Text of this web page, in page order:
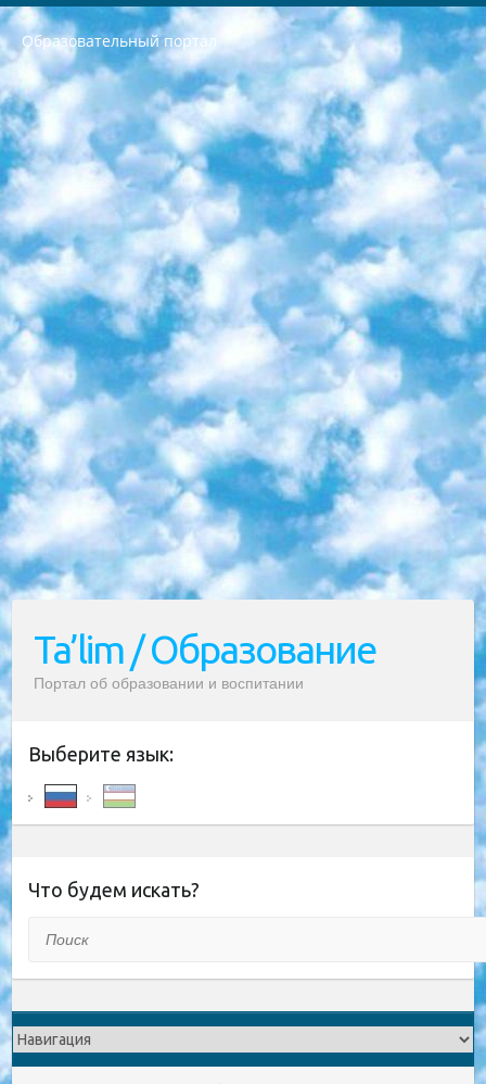
Образовательный портал
РЕСПУБЛИКА УЗБЕКИСТАН МИНИСТРЕРСТВО ДОШКОЛЬНОГО И ШКОЛЬНОГО ОБРАЗОВАНИЯ КОМАНДА в общеобразовательных учреждениях в 2023-2024 учебном году организация и проведение итоговой государственной аттестации обучающихся о Министра дошкольного и школьного образования Республики Узбекистан от 4 марта 2008 года (постановлением Минюста от 20 марта 2008 года № 1778 государственной регистрации) «Итоговое состояние учащихся общего среднего образования на основании положения об утверждении положения об аттестации общего среднего образования выпускной экзамен студентов в образовательных учреждениях в 2023-2024 учебном году В целях организации и прохождения аттестации приказываю: 1. Следующее: перечень предметов, по которым будет проводиться итоговая государственная аттестация и экзамен формы перевода согласно приложению 1; сертификаты международного образца, оценивающие уровень владения иностранными языками перечень согласно приложению 2; 2. Педагогический при специализированных образовательных учреждениях. научно-практический центр квалификации и международной оценки (Д.Давидова) 2024 г. До 25 марта: задания по предметам, по которым будет проводиться итоговая аттестация разработка и утверждение технических условий; итоговая аттестация на основании разработанного предметного задания разработка вопросов по предметам (устно и письменно), экзамен передача; общеобразовательные средние школы и специальные учебные заведения учащиеся выпускных классов школ и интернатов в агентской системе подготовка базы данных экзаменационных материалов и критериев оценки; перевод базы экзаменационных материалов на все языки обучения подать в Республиканский образовательный центр для изготовления; варианты экзаменов на основе разработанных контрольных материалов пусть будут поставлены задачи формирования. 3. Республиканский образовательный центр (Ш.Худайкулов) до 5 апреля 2024 года. до: база данных предоставленных экзаменационных материалов на все языки обучения перевод и экспертиза; для слепых, слабовидящих, глухих, слабослышащих и умственно отсталых детей учащиеся выпускных классов специализированных школ и школ-интернатов база данных экзаменационных материалов на всех преподаваемых языках подготовка критериев оценки; специализированные школы для умственно отсталых детей и технологии для учащихся выпускных классов школ-интернатов разработка соответствующих рекомендаций и критериев проведения ЕГЭ по естествознанию давать задания. 4. Педагогический при специализированных образовательных учреждениях. Научно-практический центр навыков и международной оценки (Д.Давидова), Республика образовательный центр (Худайкулов Ш.) итоговый государственный аттестационный экзамен ориентирован на творческое и логическое мышление при подготовке базы материалов учитывать введение заданий. 5. Следует отметить, что: сертификат государственного образца о знании общеобразовательного предмета и как минимум национальный уровень B1 по предметам на иностранных языках, указанным в Приложении 2. или международно признанный сертификат эквивалентного уровня студенты, изучающие определенный предмет, освобождаются от экзамена; по соответствующим предметам запланирована итоговая государственная аттестация за день до дня, путем жеребьевки Рабочей группой (в письменной форме по предметам, проводимым в форме) из числа сформированных вариантов выбрано 2 варианта; 2 выбранных варианта экзамена анонсированы на официальном сайте министерства и все выпускники по всей стране на основе этих вариантов проводит итоговую государственную аттестацию. 6. Государственное образование учащихся средних общеобразовательных учреждений. знания в соответствии с квалификационными требованиями, которые необходимо приобрести на основании стандартов итоговый (выпускной) контроль для 9 и 11 классов в целях тестирования Экзамены (далее – экзамены) состоят из предметов, перечисленных в приложении 1. будет сделано. 7. Экзамены пройдут с 26 мая по 15 июня 2024 г. (кроме науки физического воспитания). 8. Физическая для учащихся 9 классов общесредних образовательных учреждений. Экзамены по предмету «Образование, квалификация медицина» 1-6 мая 2024 года. сотрудники перевести под присмотр (с отклонениями в физическом или умственном развитии) специализированная школа для детей, школы-интернаты и со сколиозом школы-интернаты санаторного типа для больных детей исключены). 9. Он был слепым, слабовидящим и имел нарушения опорно-двигательного аппарата. экзамены в специализированных школах и интернатах для детей должны проводиться исходя из требований, предъявляемых к общеобразовательным учреждениям (физкультура кроме науки). 10. Специализированная школа для глухих и слабослышащих детей. и экзамены в интернатах и быть реализован в виде письменного теста по математике. 11. Специальность для умственно отсталых детей. Для 9 класса Родной язык и литературное письмо Государственный язык (язык обучения – узбекский). для неклассов) написано Математическое письмо Письменная/устная история Узбекистана Физическое воспитание практично Итоговый контроль Для 11 класса Написание родного языка и литературы (эссе) Математическое письмо Узбекский язык (обучение на узбекском языке) не посещающее общее среднее образование для учреждений)/Образовательное учреждение выбор письменный и устный Иностранный язык письменный/устный Письменная/устная история Узбекистана *По выбору студента:  Химия  Физика  Основы государственного права  География 10 бесплатных образовательных ресурсов - Мы составили подборку онлайн-проектов с интерактивными упражнениями, видеолекциями и статьями. Они помогут вам обрести новые и освежить старые знания бесплатно. 1. «ИНТУИТ» Старейшая образовательная площадка Рунета. Здесь вы найдёте сотни текстовых и видеокурсов на десятки различных тем — от программирования до психологии. Многие курсы подготовлены российскими университетами и крупными международными компаниями вроде Intel и Microsoft. Самостоятельное обучение бесплатное, но желающие могут оплатить услуги персональных наставников. 2. «Смартия» знакомит с актуальными профессиями и подсказывает, как им обучаться. Выбрав заинтересовавшую вас специальность — SMM-специалист, фотограф, веб-дизайнер или другую, — увидите список необходимых для неё умений. Чтобы вы могли освоить их самостоятельно, для каждого умения площадка отображает подборку ссылок на учебные материалы. Хотя «Смартия» ориентируется на русскоязычную аудиторию, часть контента всё же доступна только на английском. 3. «Лекторий Физтеха» Проект Московского физико-технического института (Физтеха). С его помощью вы можете смотреть онлайн серии лекций, записанные на видео в этом вузе. В числе доступных предметов — физика, биология, химия, информационные технологии и другие. К некоторым лекциям администрация ресурса прилагает готовые конспекты, которые можно скачивать в PDF-формате. 4. ITMOcourses Онлайн-площадка Санкт-Петербургского национального исследовательского университета информационных технологий, механики и оптики (ИТМО). Ресурс предоставляет свободный доступ к курсам, разработанным в этом вузе. Каталог материалов разбит на четыре категории: «Оптические системы и технологии», «Приборостроение и робототехника», «Информационные технологии» и «Биотехнологии». Курсы состоят из видеолекций, интерактивных демонстраций и заданий. 5. «КиберЛенинка» Электронная научная библиотека открытого доступа. Каталог площадки регулярно обрастает текстами статей из различных научных изданий. Сгруппированные по журналам и рубрикам публикации можно читать онлайн или скачивать целиком в PDF-формате. Проект нацелен на популяризацию науки за счёт открытого доступа к качественной информации. 6. «ПостНаука» На этом ресурсе публикуют подборки видеолекций, составленные экспертами из разных отраслей и объединённые общими темами. Среди них, к примеру, есть серии «Биоинформатика и геномика», «Культура средневековой Скандинавии» и Cinema Studies о теории кино. Каждая подборка лекций — логически связанная история, рассказанная экспертом от первого лица. Кроме того, на сайте появляются научно-образовательные статьи и тесты на разные темы. 7. «Newочём» Команда проекта «Newочём» отбирает самые интересные тексты из англоязычных СМИ и переводит те из них, за которые голосуют участники сообщества «ВКонтакте». По большей части это научно-популярные статьи. Редакторы придумывают лишь заголовки, в остальном содержание переводов соответствует оригиналам. Полные тексты можно читать прямо в социальной сети. 8. InternetUrok Онлайн-база материалов по основным дисциплинам школьной программы. Информация на сайте структурирована по классам, предметам и темам (урокам). Каждый урок состоит из видеолекций и конспектов. Есть также интерактивные тренажёры и тесты для закрепления пройденного материала. Даже если вы давно окончили школу, возможность повторить программу старших классов всегда может пригодиться. 9. Edutainme Ещё один ресурс об образовании. В отличие от Newtonew, как мне кажется, Edutainme больше ориентируется на представителей индустрии: педагогов, предпринимателей, разработчиков образовательных проектов. Но и любой, кто просто стремится к саморазвитию, найдёт на сайте много полезного и интересного для себя. Например, информацию о новых курсах и образовательных сервисах. 10. Newtonew Онлайн-медиа об образовании и обучении в широком смысле. Авторы Newtonew пишут об инструментах, заведениях, тактиках и стратегиях, которые помогают учить других и получать новые знания самостоятельно. На этой площадке вы найдёте новости, обзоры, аналитические мат
Ta’lim / Образование
Портал об образовании и воспитании
Выберите язык:
Что будем искать?